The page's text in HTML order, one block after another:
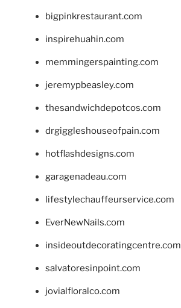
bigpinkrestaurant.com
inspirehuahin.com
memmingerspainting.com
jeremypbeasley.com
thesandwichdepotcos.com
drgiggleshouseofpain.com
hotflashdesigns.com
garagenadeau.com
lifestylechauffeurservice.com
EverNewNails.com
insideoutdecoratingcentre.com
salvatoresinpoint.com
jovialfloralco.com